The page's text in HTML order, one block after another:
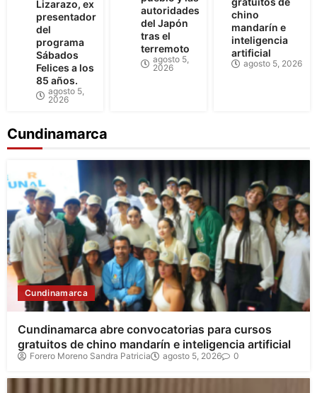
Lizarazo, ex
presentador
del
programa
Sábados
Felices a los
85 años.
agosto 5,
2026
autoridades
del Japón
tras el
terremoto
agosto 5,
2026
chino
mandarín e
inteligencia
artificial
agosto 5, 2026
Cundinamarca
Cundinamarca
Cundinamarca abre convocatorias para cursos
gratuitos de chino mandarín e inteligencia artificial
Forero Moreno Sandra Patricia agosto 5, 2026 0